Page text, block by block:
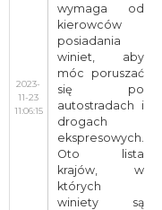
2023-
11-23
11:06:15
wymaga od
kierowców
posiadania
winiet, aby
móc poruszać
się po
autostradach i
drogach
ekspresowych.
Oto lista
krajów, w
których
winiety są